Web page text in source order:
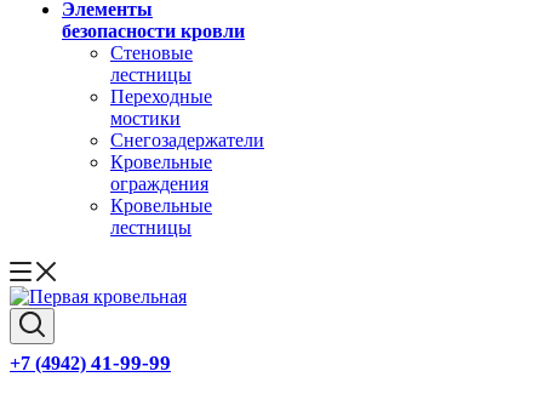
Элементы
безопасности кровли
Стеновые
лестницы
Переходные
мостики
Снегозадержатели
Кровельные
ограждения
Кровельные
лестницы
+7 (4942) 41-99-99